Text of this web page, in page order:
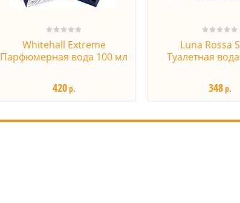
Whitehall Extreme
Парфюмерная вода 100 мл
420р.
Luna Rossa
Туалетная
348р.